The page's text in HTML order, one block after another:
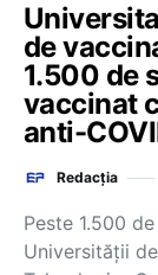
de
1.500 de
vaccinat
anti-
Redacția
Peste 1.500
Universităţii